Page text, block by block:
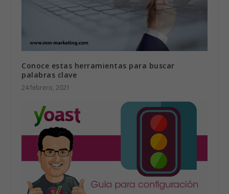
Conoce estas herramientas para buscar
palabras clave
24 febrero, 2021